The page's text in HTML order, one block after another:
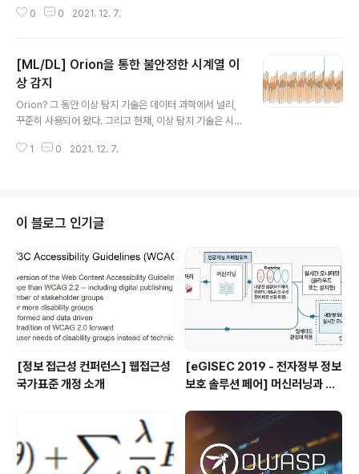
공격하는 기술적 위협으로, 웹 페이지를 통하여 권한이 없
히 많은데, 그 중 중요하고 각 SITE에서 주로 들어오는 공
격에 대해서 설명하도록 하겠습니다. SQL Injection Cro
ss-Site Scripting File Upload File Download Co
mmand Injection 1) SQL Injection(SI) 클라이언트의
요청을 처리하기 위해 전달받은 인수에 특정 명령을 실행
하는 코드를 포함시켜 공격하는 ..
0 0 2021. 12. 7.
[ML/DL] Orion을 통한 불안정한 시계열 이
상 감지
Orion? 그 동안 이상 탐지 기술은 데이터 과학에서 널리,
꾸준히 사용되어 왔다. 그리고 현재, 이상 탐지 기술은 시계
을 탐지하는 기술에 대한 연구가 급증하는 추세에 있다. 최
ks) 알고리즘을 사용한 시계열 이상 탐지에 대한 아이디어
를 내놓았으며 시계열 이상 탐지를 위한 벤치마킹 시스템
을 개발했다. 이 벤치마킹 시스템은 Orion이라고 불리며,
불안정한 시계열 이상 감지(UTSAD)를 위해 구축된 기계
학습 파이썬 기반 라이브러리이다. 불안정..
1 0 2021. 12. 7.
이 블로그 인기글
[정보 접근성 컨퍼런스] 웹접근성
국가표준 개정 소개
[eGISEC 2019 - 전자정부 정보
보호 솔루션 페어] 머신러닝과 전
보안 솔루션